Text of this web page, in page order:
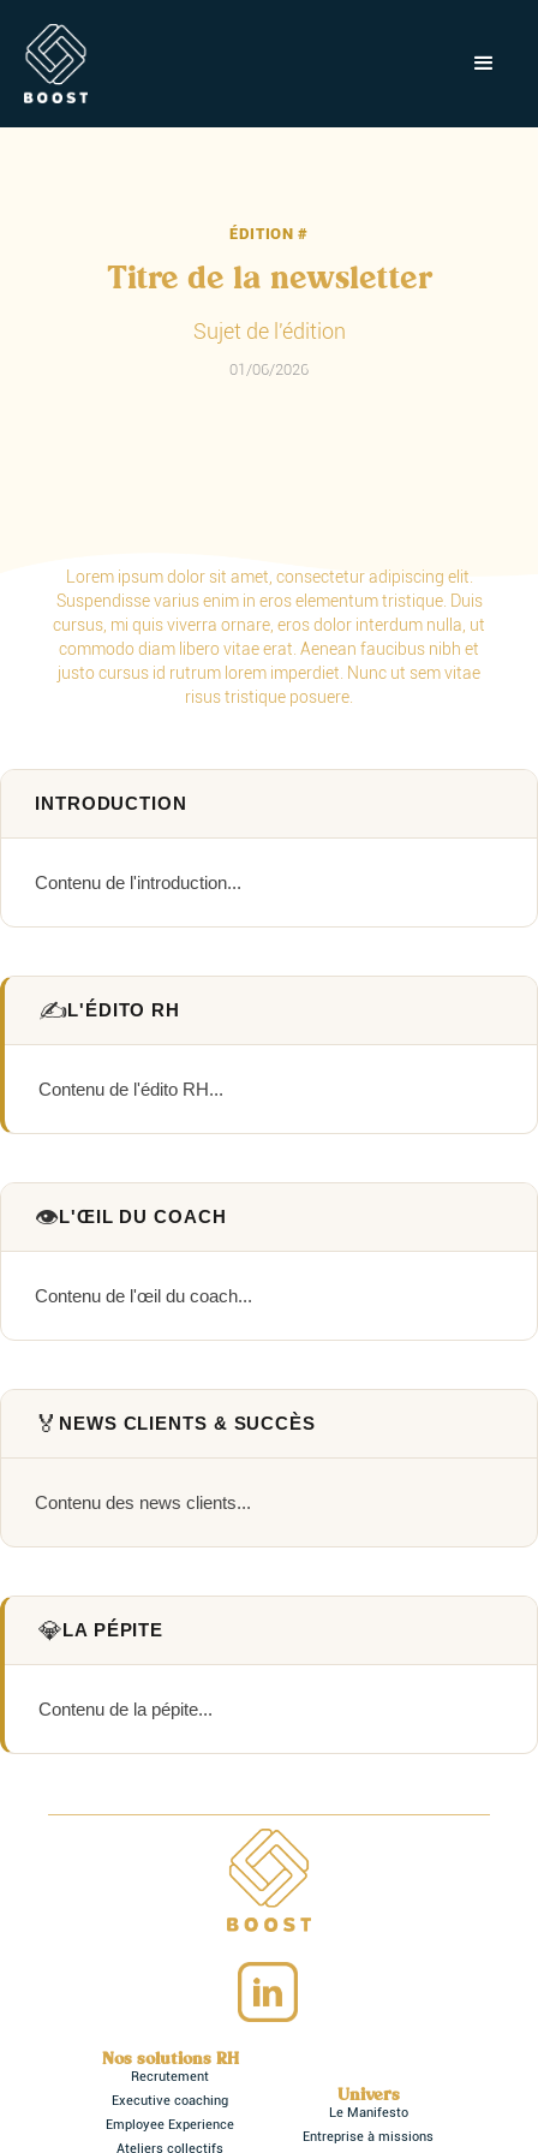
ÉDITION #
Titre de la newsletter
Sujet de l'édition
01/06/2026
Lorem ipsum dolor sit amet, consectetur adipiscing elit.
Suspendisse varius enim in eros elementum tristique. Duis
cursus, mi quis viverra ornare, eros dolor interdum nulla, ut
commodo diam libero vitae erat. Aenean faucibus nibh et
justo cursus id rutrum lorem imperdiet. Nunc ut sem vitae
risus tristique posuere.
INTRODUCTION
Contenu de l'introduction...
✍️L'ÉDITO RH
Contenu de l'édito RH...
👁️L'ŒIL DU COACH
Contenu de l'œil du coach...
🏅 NEWS CLIENTS & SUCCÈS
Contenu des news clients...
💎LA PÉPITE
Contenu de la pépite...
Nos solutions RH
Recrutement
Executive coaching
Employee Experience
Ateliers collectifs
Univers
Le Manifesto
Entreprise à missions